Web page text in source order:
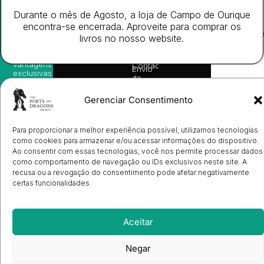
Gerenciar Consentimento
Para proporcionar a melhor experiência possível, utilizamos tecnologias
como cookies para armazenar e/ou acessar informações do dispositivo.
Ao consentir com essas tecnologias, você nos permite processar dados
como comportamento de navegação ou IDs exclusivos neste site. A
recusa ou a revogação do consentimento pode afetar negativamente
certas funcionalidades.
Aceitar
Negar
Eventos
Prémio
Ulysses
Contactos
Envio
de
Candidatura
de
de
Livrarias
Cookies
(EU)
sugestões
de
leitura,
vantagens
exclusivas
avisos
diretamente
no seu
Subscrever
os
direitos
Durante o mês de Agosto, a loja de Campo de Ourique
encontra-se encerrada. Aproveite para comprar os
livros no nosso website.